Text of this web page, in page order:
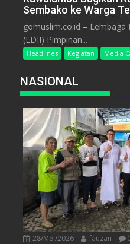
Sembako ke Warga
gomuslim.co.id –
(LDII) Pimpinan...
Headlines Kegiatan Media
NASIONAL
28/Mei/2026 fauzan